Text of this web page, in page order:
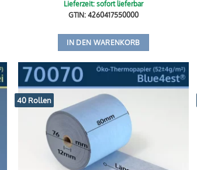
Lieferzeit: sofort lieferbar
GTIN: 4260417550000
IN DEN WARENKORB
40 Rollen